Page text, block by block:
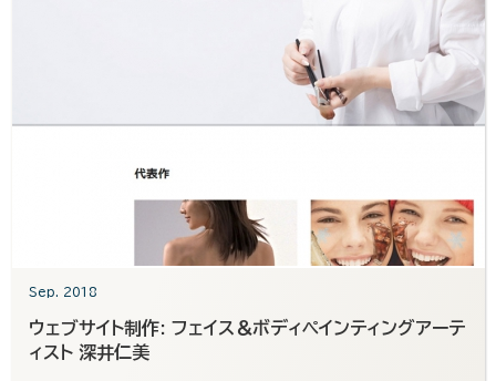
Sep. 2018
ウェブサイト制作: フェイス＆ボディペインティングアーテ
ィスト 深井仁美